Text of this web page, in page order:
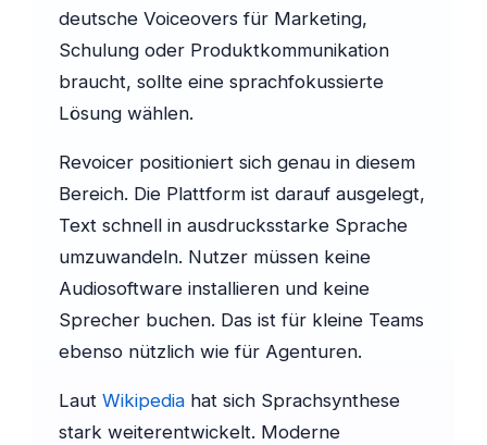
deutsche Voiceovers für Marketing,
Schulung oder Produktkommunikation
braucht, sollte eine sprachfokussierte
Lösung wählen.
Revoicer positioniert sich genau in diesem
Bereich. Die Plattform ist darauf ausgelegt,
Text schnell in ausdrucksstarke Sprache
umzuwandeln. Nutzer müssen keine
Audiosoftware installieren und keine
Sprecher buchen. Das ist für kleine Teams
ebenso nützlich wie für Agenturen.
Laut Wikipedia hat sich Sprachsynthese
stark weiterentwickelt. Moderne